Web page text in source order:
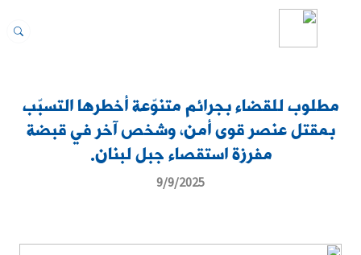
مطلوب للقضاء بجرائم متنوّعة أخطرها التسبّب
بمقتل عنصر قوى أمن، وشخص آخر في قبضة
مفرزة استقصاء جبل لبنان.
9/9/2025